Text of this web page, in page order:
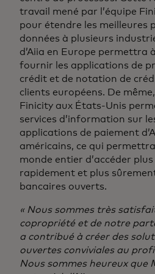
travail mené par l’équipe
pour étendre les meilleures
données à plusieurs
d’Aiia en Europe permettra
fournir les applications de
crédit et de notation de
clients européens. De
Finicity aux États-Unis
services d’information sur
applications de paiement
américains, ce qui
monde entier d’accéder
rapidement et plus
bancaires ouverts.
« Nous sommes très
copropriété et de notre
a contribué à créer des
ouvertes conviviales au
Nous sommes heureux que